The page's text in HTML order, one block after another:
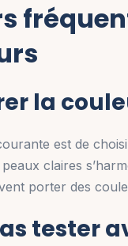
la
est de
claires
porter des
tester